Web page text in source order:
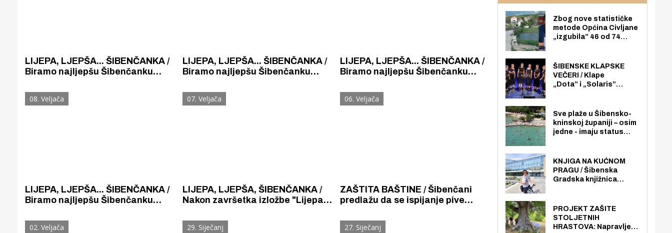
LIJEPA, LJEPŠA... ŠIBENČANKA /
Biramo najljepšu Šibenčanku
LIJEPA, LJEPŠA... ŠIBENČANKA /
Biramo najljepšu Šibenčanku
LIJEPA, LJEPŠA... ŠIBENČANKA /
Biramo najljepšu Šibenčanku
08. Veljača
LIJEPA, LJEPŠA... ŠIBENČANKA /
Biramo najljepšu Šibenčanku
Katica Pilić
07. Veljača
LIJEPA, LJEPŠA, ŠIBENČANKA /
Nakon završetka izložbe "Lijepa,
najljepše Šibenčanke stoljeća
06. Veljača
ZAŠTITA BAŠTINE / Šibenčani
predlažu da se ispijanje pive
zaštiti kod UNESCO-a kao
02. Veljača 29. Siječanj 27. Siječanj
Zbog nove statističke
metode Općina Civljane
„izgubila” 46 od 74
nego radno sposobnih
osoba među svojih 170
stanovnika.
ŠIBENSKE KLAPSKE
VEČERI / Klape
„Dota” i „Solaris”
loži
Sve plaže u Šibensko-
kninskoj županiji – osim
jedne - imaju status
općoj upotrebi. Pristup
je slobodan i besplatan
za sve građane i
KNJIGA NA KUĆNOM
PRAGU / Šibenska
Gradska knjižnica
knjiga na kućnu adresu
električnim biciklom.
PROJEKT ZAŠITE
STOLJETNIH
HRASTOVA: Napravljen